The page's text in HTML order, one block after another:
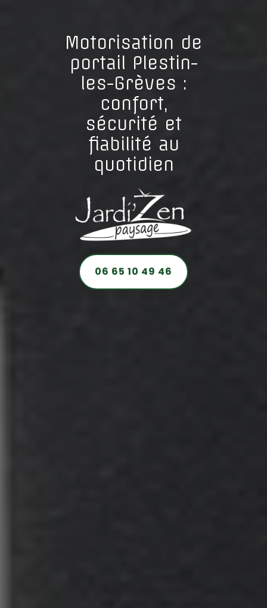
Motorisation de
portail Plestin-
les-Grèves :
confort,
sécurité et
fiabilité au
quotidien
06 65 10 49 46